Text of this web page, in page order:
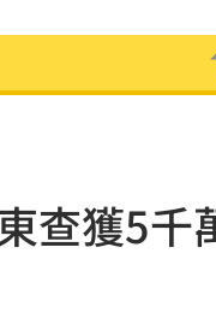
查獲5千